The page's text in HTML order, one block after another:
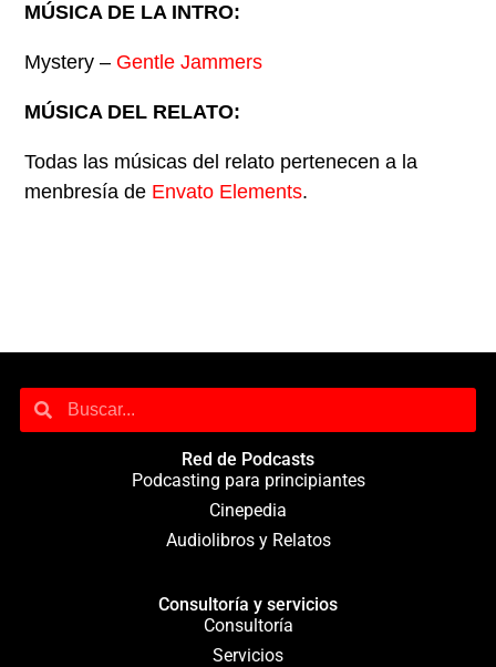
MÚSICA DE LA INTRO:
Mystery – Gentle Jammers
MÚSICA DEL RELATO:
Todas las músicas del relato pertenecen a la
menbresía de Envato Elements.
Red de Podcasts
Podcasting para principiantes
Cinepedia
Audiolibros y Relatos
Consultoría y servicios
Consultoría
Servicios